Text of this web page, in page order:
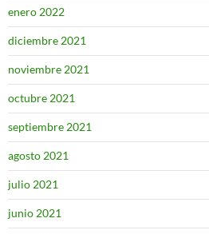
enero 2022
diciembre 2021
noviembre 2021
octubre 2021
septiembre 2021
agosto 2021
julio 2021
junio 2021